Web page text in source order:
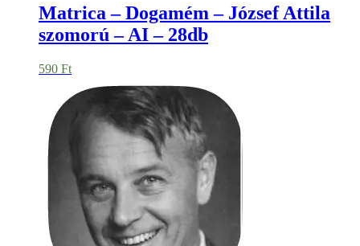
Matrica – Dogamém – József Attila
szomorú – AI – 28db
590 Ft